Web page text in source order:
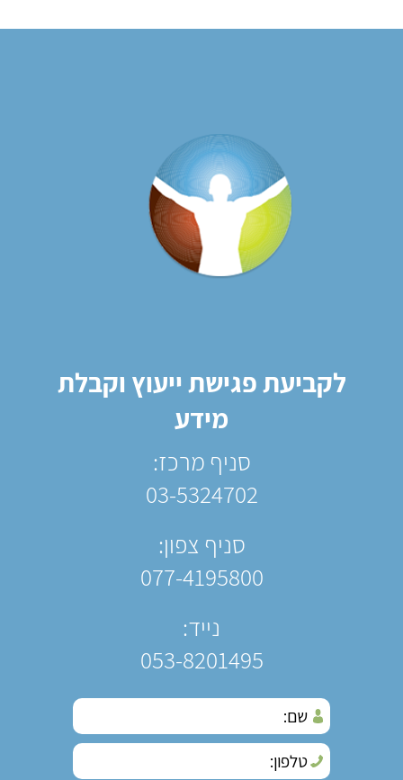
לקביעת פגישת ייעוץ וקבלת
מידע
סניף מרכז:
03-5324702
סניף צפון:
077-4195800
נייד:
053-8201495